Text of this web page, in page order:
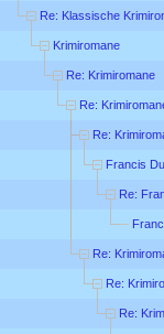
Re: Klassische
Krimiromane
Re: Krimiromane
Re:
Re:
Francis
Re:
Re:
Re:
Re: